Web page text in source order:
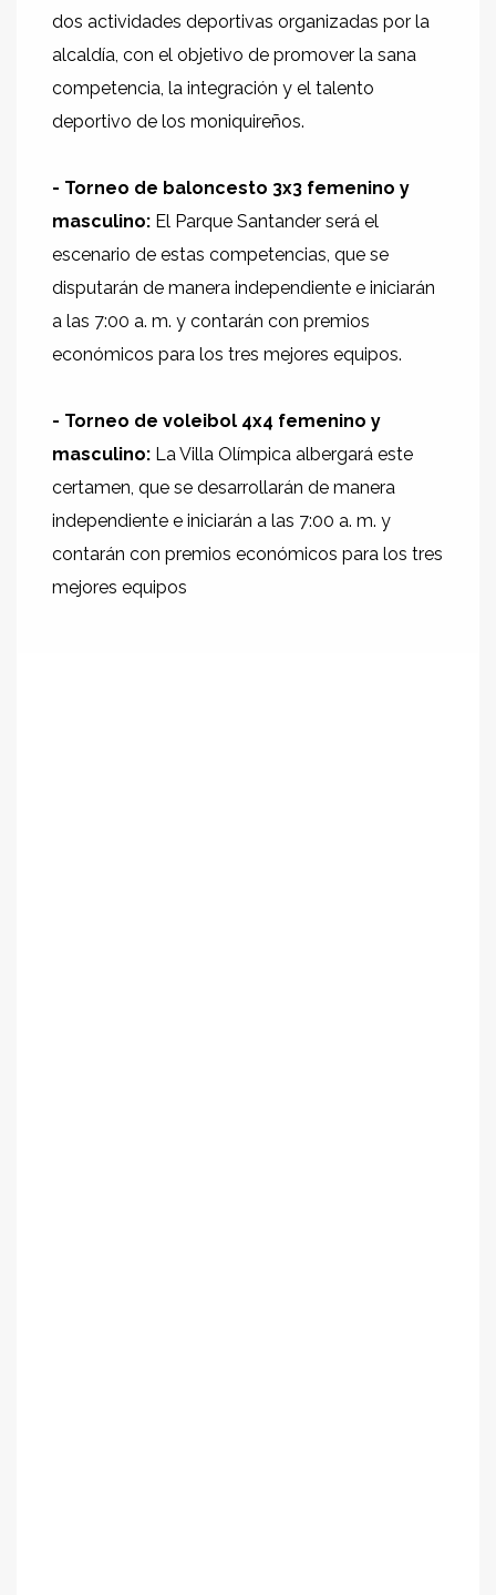
dos actividades deportivas organizadas por la
alcaldía, con el objetivo de promover la sana
competencia, la integración y el talento
deportivo de los moniquireños.
- Torneo de baloncesto 3x3 femenino y
masculino: El Parque Santander será el
escenario de estas competencias, que se
disputarán de manera independiente e iniciarán
a las 7:00 a. m. y contarán con premios
económicos para los tres mejores equipos.
- Torneo de voleibol 4x4 femenino y
masculino: La Villa Olímpica albergará este
certamen, que se desarrollarán de manera
independiente e iniciarán a las 7:00 a. m. y
contarán con premios económicos para los tres
mejores equipos